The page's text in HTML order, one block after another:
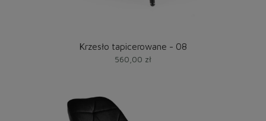
Krzesło tapicerowane - 08
560,00 zł